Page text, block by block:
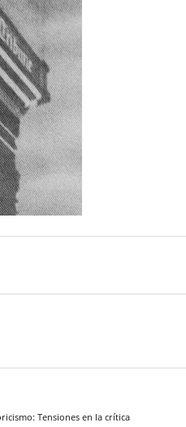
Tensiones en la crítica